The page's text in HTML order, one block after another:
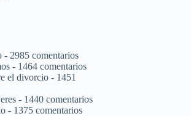
- 2985 comentarios
- 1464 comentarios
el divorcio - 1451
- 1440 comentarios
- 1375 comentarios